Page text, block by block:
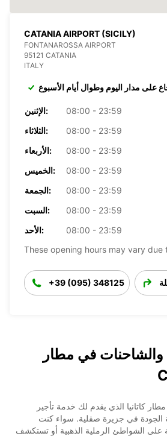
CATANIA AIRPORT (SICILY)
FONTANAROSSA AIRPORT
95121 CATANIA
ITALY
على مدار اليوم وطوال أيام الأسبوع
الإثنين:
08:00 - 23:59
الثلاثاء:
08:00 - 23:59
الأربعاء:
08:00 - 23:59
الخميس:
08:00 - 23:59
الجمعة:
08:00 - 23:59
السبت:
08:00 - 23:59
الأحد:
08:00 - 23:59
These opening hours may vary due
+39 (095) 348125
والشاحنات في مطار
مرحبًا بكم في Europcar مطار كاتانيا الذي يقدم لك خدمة تأجير
الجودة في جزيرة صقلية. سواء كنت
الشواطئ الرملية الذهبية أو تستكشف